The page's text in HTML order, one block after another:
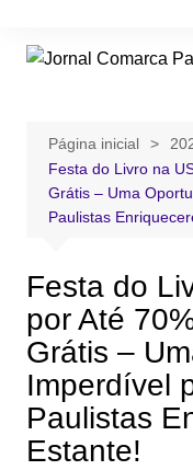
Página inicial
Festa do Livro na
Grátis – Uma
Paulistas
Festa do
por Até
Grátis –
Imperdível
Paulistas
Estante!